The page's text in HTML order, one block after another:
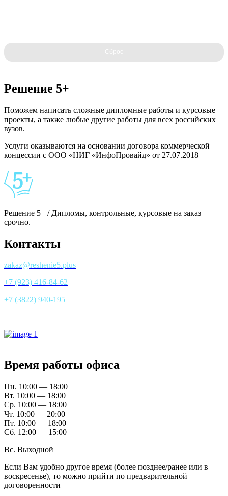
Сброс
Решение 5+
Поможем написать сложные дипломные работы и курсовые
проекты, а также любые другие работы для всех российских
вузов.
Услуги оказываются на основании договора коммерческой
концессии с ООО «НИГ «ИнфоПровайд» от 27.07.2018
Решение 5+ / Дипломы, контрольные, курсовые на заказ
срочно.
Контакты
zakaz@reshenie5.plus
+7 (923) 416-84-62
+7 (3822) 940-195
Время работы офиса
Пн. 10:00 — 18:00
Вт. 10:00 — 18:00
Ср. 10:00 — 18:00
Чт. 10:00 — 20:00
Пт. 10:00 — 18:00
Сб. 12:00 — 15:00
Вс. Выходной
Если Вам удобно другое время (более позднее/ранее или в
воскресенье), то можно прийти по предварительной
договоренности